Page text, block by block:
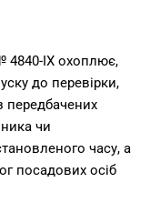
4840-IX охоплює,
до перевірки,
передбачених
чи
часу, а
посадових осіб